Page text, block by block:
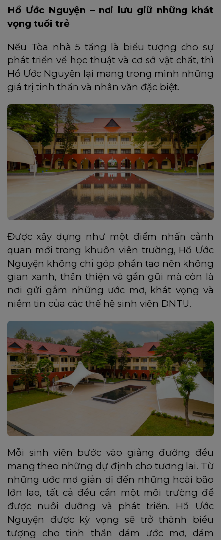
Hồ Ước Nguyện – nơi lưu giữ những khát
vọng tuổi trẻ
Nếu Tòa nhà 5 tầng là biểu tượng cho sự
phát triển về học thuật và cơ sở vật chất, thì
Hồ Ước Nguyện lại mang trong mình những
giá trị tinh thần và nhân văn đặc biệt.
Được xây dựng như một điểm nhấn cảnh
quan mới trong khuôn viên trường, Hồ Ước
Nguyện không chỉ góp phần tạo nên không
gian xanh, thân thiện và gần gũi mà còn là
nơi gửi gắm những ước mơ, khát vọng và
niềm tin của các thế hệ sinh viên DNTU.
Mỗi sinh viên bước vào giảng đường đều
mang theo những dự định cho tương lai. Từ
những ước mơ giản dị đến những hoài bão
lớn lao, tất cả đều cần một môi trường để
được nuôi dưỡng và phát triển. Hồ Ước
Nguyện được kỳ vọng sẽ trở thành biểu
tượng cho tinh thần dám ước mơ, dám